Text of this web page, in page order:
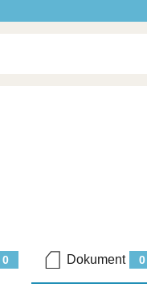
0 0
Dokument